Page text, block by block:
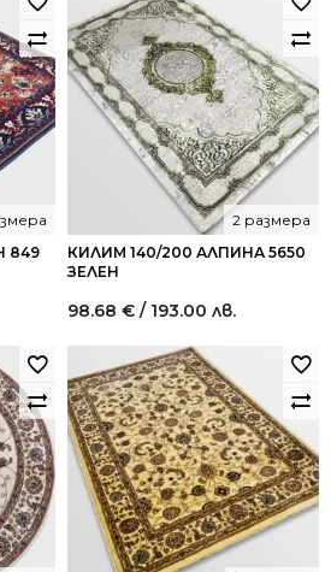
849
КИЛИМ 140/200 АЛПИНА 5650
ЗЕЛЕН
2 размера
98.68 € / 193.00 лв.